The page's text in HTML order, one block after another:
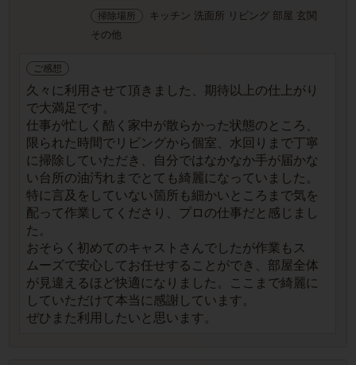
掃除場所
キッチン 洗面所 リビング 部屋 玄関
その他
ご感想
久々に利用させて頂きました、期待以上の仕上がり
で大満足です。
仕事が忙しく酷く家中が散らかった状態のところ、
限られた時間でリビングから個室、水回りまで丁寧
に掃除していただき、自分ではなかなか手が届かな
い台所の油汚れまでとても綺麗になっていました。
特に言及をしていない箇所も細かいところまで気を
配って作業してくださり、プロの仕事だと感じまし
た。
おそらく初めてのキャストさんでしたが作業もス
ムーズで安心してお任せすることができ、部屋全体
が見違えるほど快適になりました。ここまで綺麗に
していただけて本当に感謝しています。
ぜひまた利用したいと思います。